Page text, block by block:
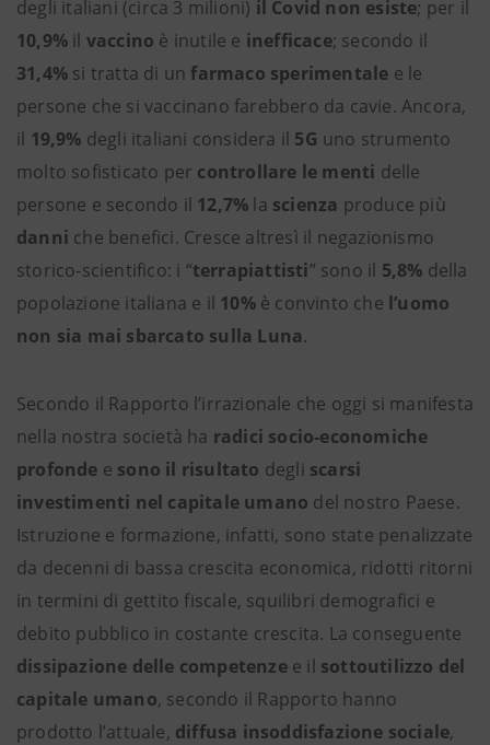
degli italiani (circa 3 milioni) il Covid non esiste; per il
10,9% il vaccino è inutile e inefficace; secondo il
31,4% si tratta di un farmaco sperimentale e le
persone che si vaccinano farebbero da cavie. Ancora,
il 19,9% degli italiani considera il 5G uno strumento
molto sofisticato per controllare le menti delle
persone e secondo il 12,7% la scienza produce più
danni che benefici. Cresce altresì il negazionismo
storico-scientifico: i “terrapiattisti” sono il 5,8% della
popolazione italiana e il 10%è convinto che l’uomo
non sia mai sbarcato sulla Luna.
Secondo il Rapporto l’irrazionale che oggi si manifesta
nella nostra società ha radici socio-economiche
profonde e sono il risultato degli scarsi
investimenti nel capitale umano del nostro Paese.
Istruzione e formazione, infatti, sono state penalizzate
da decenni di bassa crescita economica, ridotti ritorni
in termini di gettito fiscale, squilibri demografici e
debito pubblico in costante crescita. La conseguente
dissipazione delle competenzee il sottoutilizzo del
capitale umano, secondo il Rapporto hanno
prodotto l’attuale, diffusa insoddisfazione sociale,